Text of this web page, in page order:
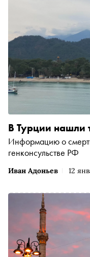
Иван Адоньев 12
В Турции нашли
Информацию о
генконсульстве РФ